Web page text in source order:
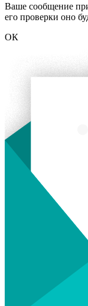
Ваше сообщение
его проверки оно
ОК